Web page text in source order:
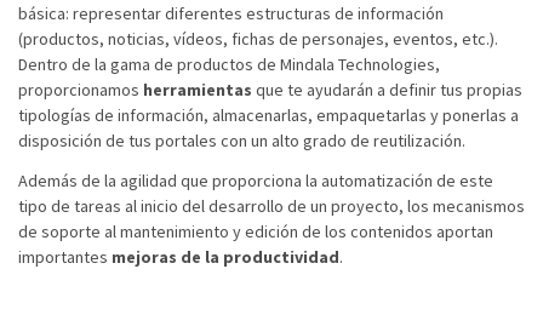
básica: representar diferentes estructuras de información
(productos, noticias, vídeos, fichas de personajes, eventos, etc.).
Dentro de la gama de productos de Mindala Technologies,
proporcionamos herramientas que te ayudarán a definir tus propias
tipologías de información, almacenarlas, empaquetarlas y ponerlas a
disposición de tus portales con un alto grado de reutilización.
Además de la agilidad que proporciona la automatización de este
tipo de tareas al inicio del desarrollo de un proyecto, los mecanismos
de soporte al mantenimiento y edición de los contenidos aportan
importantes mejoras de la productividad.